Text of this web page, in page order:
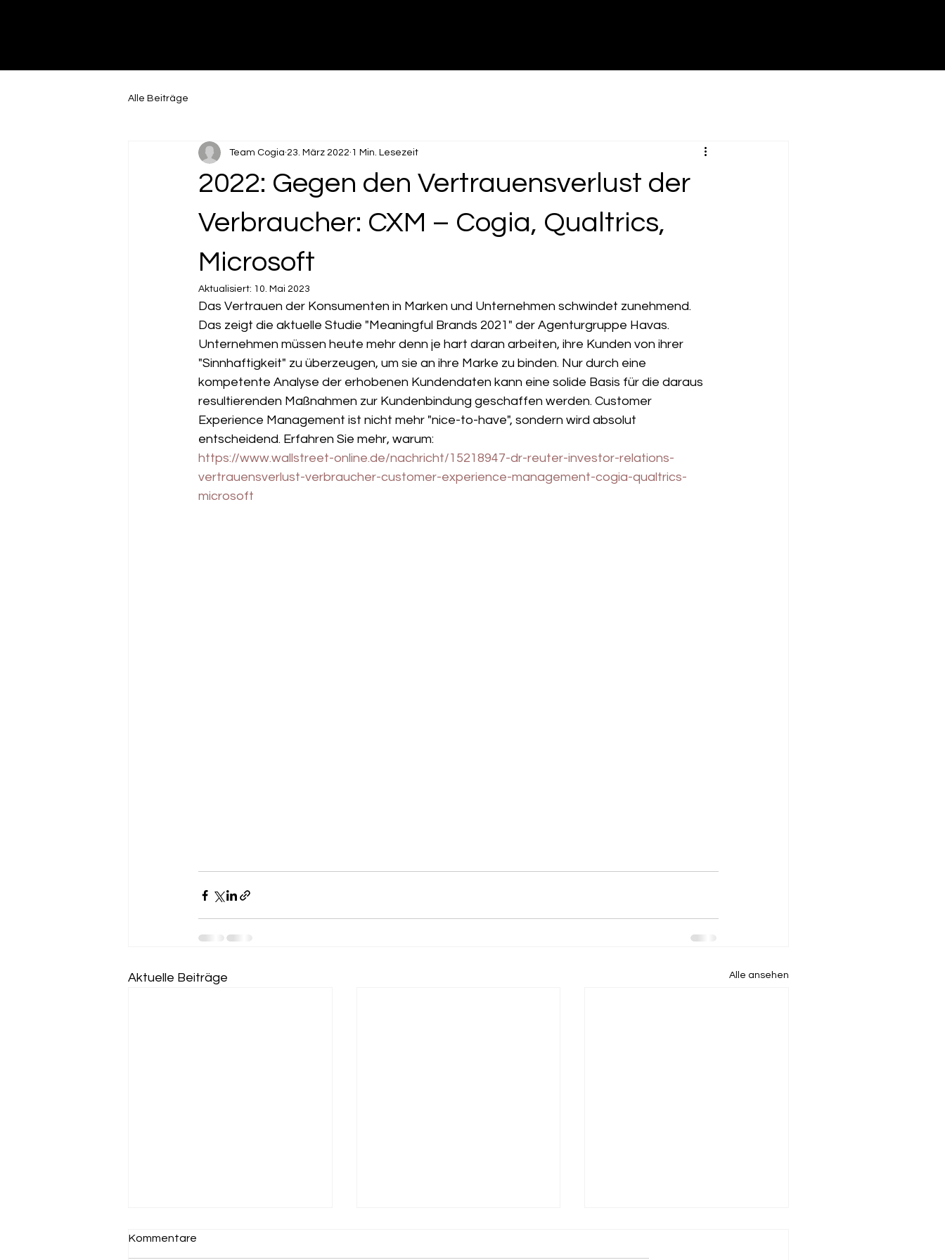
Alle Beiträge
2022: Gegen den Vertrauensverlust der
Verbraucher: CXM – Cogia, Qualtrics,
Microsoft
Team Cogia 23. März 2022 1 Min. Lesezeit
Aktualisiert: 10. Mai 2023
Das Vertrauen der Konsumenten in Marken und Unternehmen schwindet zunehmend.
Das zeigt die aktuelle Studie "Meaningful Brands 2021" der Agenturgruppe Havas.
Unternehmen müssen heute mehr denn je hart daran arbeiten, ihre Kunden von ihrer
"Sinnhaftigkeit" zu überzeugen, um sie an ihre Marke zu binden. Nur durch eine
kompetente Analyse der erhobenen Kundendaten kann eine solide Basis für die daraus
resultierenden Maßnahmen zur Kundenbindung geschaffen werden. Customer
Experience Management ist nicht mehr "nice-to-have", sondern wird absolut
entscheidend. Erfahren Sie mehr, warum:
https://www.wallstreet-online.de/nachricht/15218947-dr-reuter-investor-relations-
vertrauensverlust-verbraucher-customer-experience-management-cogia-qualtrics-
microsoft
Aktuelle Beiträge Alle ansehen
Kommentare